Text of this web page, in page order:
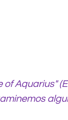
Aquarius"